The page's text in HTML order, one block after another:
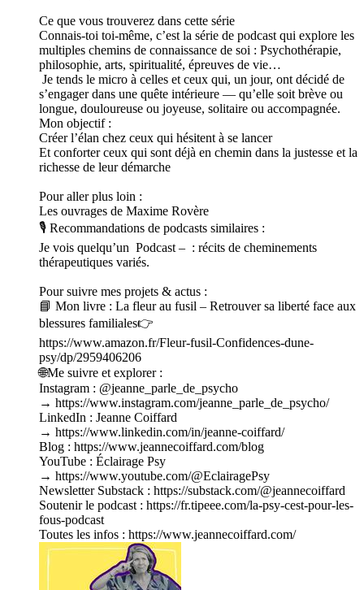
Ce que vous trouverez dans cette série
Connais-toi toi-même, c’est la série de podcast qui explore les
multiples chemins de connaissance de soi : Psychothérapie,
philosophie, arts, spiritualité, épreuves de vie…
Je tends le micro à celles et ceux qui, un jour, ont décidé de
s’engager dans une quête intérieure — qu’elle soit brève ou
longue, douloureuse ou joyeuse, solitaire ou accompagnée.
Mon objectif :
Créer l’élan chez ceux qui hésitent à se lancer
Et conforter ceux qui sont déjà en chemin dans la justesse et la
richesse de leur démarche
Pour aller plus loin :
Les ouvrages de Maxime Rovère
🎙 Recommandations de podcasts similaires :
Je vois quelqu’un Podcast – : récits de cheminements
thérapeutiques variés.
Pour suivre mes projets & actus :
📘 Mon livre : La fleur au fusil – Retrouver sa liberté face aux
blessures familiales👉
https://www.amazon.fr/Fleur-fusil-Confidences-dune-
psy/dp/2959406206
🌐Me suivre et explorer :
Instagram : @jeanne_parle_de_psycho
→ https://www.instagram.com/jeanne_parle_de_psycho/
LinkedIn : Jeanne Coiffard
→ https://www.linkedin.com/in/jeanne-coiffard/
Blog : https://www.jeannecoiffard.com/blog
YouTube : Éclairage Psy
→ https://www.youtube.com/@EclairagePsy
Newsletter Substack : https://substack.com/@jeannecoiffard
Soutenir le podcast : https://fr.tipeee.com/la-psy-cest-pour-les-
fous-podcast
Toutes les infos : https://www.jeannecoiffard.com/